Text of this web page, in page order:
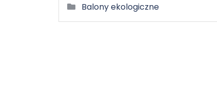
Balony ekologiczne